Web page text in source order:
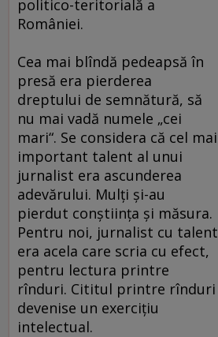
politico-teritorială a
României.
Cea mai blîndă pedeapsă în
presă era pierderea
dreptului de semnătură, să
nu mai vadă numele „cei
mari“. Se considera că cel mai
important talent al unui
jurnalist era ascunderea
adevărului. Mulţi şi-au
pierdut conştiinţa şi măsura.
Pentru noi, jurnalist cu talent
era acela care scria cu efect,
pentru lectura printre
rînduri. Cititul printre rînduri
devenise un exerciţiu
intelectual.